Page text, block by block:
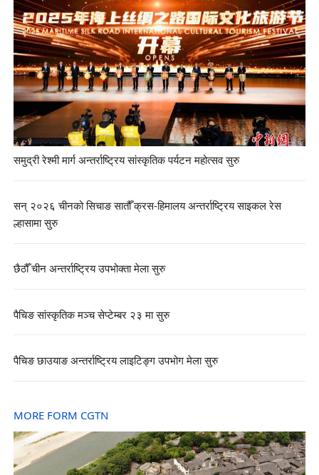
समुद्री रेश्मी मार्ग अन्तर्राष्ट्रिय सांस्कृतिक पर्यटन महोत्सव सुरु
सन् २०२६ चीनको सिचाङ सातौँ क्रस-हिमालय अन्तर्राष्ट्रिय साइकल रेस
ल्हासामा सुरु
छैठौँ चीन अन्तर्राष्ट्रिय उपभोक्ता मेला सुरु
पैचिङ सांस्कृतिक मञ्च सेप्टेम्बर २३ मा सुरु
पैचिङ छाउयाङ अन्तर्राष्ट्रिय लाइटिङ्ग उपभोग मेला सुरु
MORE FORM CGTN